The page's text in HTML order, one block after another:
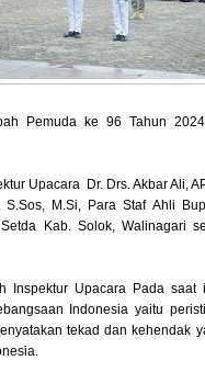
Pemuda ke 96 Tahun
Upacara Dr. Drs. Akbar Ali,
M.Si, Para Staf Ahli
Kab. Solok, Walinagari
Inspektur Upacara Pada
Indonesia yaitu
tekad dan kehendak